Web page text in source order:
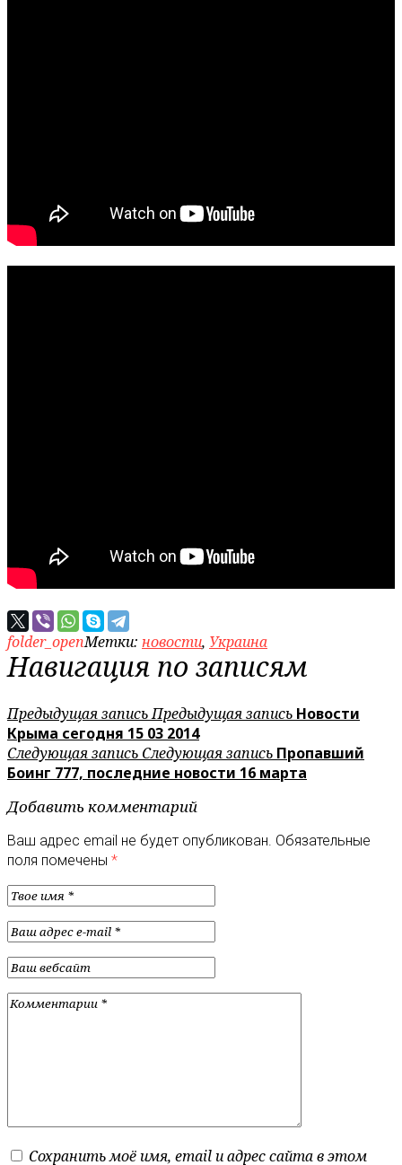
folder_openМетки: новости, Украина
Навигация по записям
Предыдущая записьПредыдущая запись Новости
Крыма сегодня 15 03 2014
Следующая запись Следующая запись Пропавший
Боинг 777, последние новости 16 марта
Добавить комментарий
Ваш адрес email не будет опубликован. Обязательные
поля помечены *
Сохранить моё имя, email и адрес сайта в этом